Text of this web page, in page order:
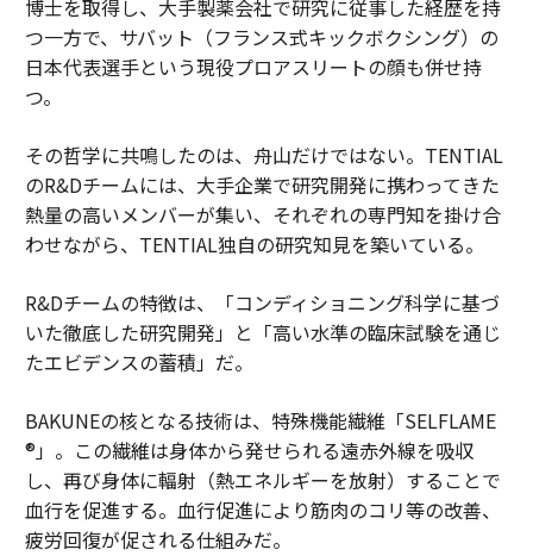
博士を取得し、大手製薬会社で研究に従事した経歴を持
つ一方で、サバット（フランス式キックボクシング）の
日本代表選手という現役プロアスリートの顔も併せ持
つ。
その哲学に共鳴したのは、舟山だけではない。TENTIAL
のR&Dチームには、大手企業で研究開発に携わってきた
熱量の高いメンバーが集い、それぞれの専門知を掛け合
わせながら、TENTIAL独自の研究知見を築いている。
R&Dチームの特徴は、「コンディショニング科学に基づ
いた徹底した研究開発」と「高い水準の臨床試験を通じ
たエビデンスの蓄積」だ。
BAKUNEの核となる技術は、特殊機能繊維「SELFLAME
®」。この繊維は身体から発せられる遠赤外線を吸収
し、再び身体に輻射（熱エネルギーを放射）することで
血行を促進する。血行促進により筋肉のコリ等の改善、
疲労回復が促される仕組みだ。